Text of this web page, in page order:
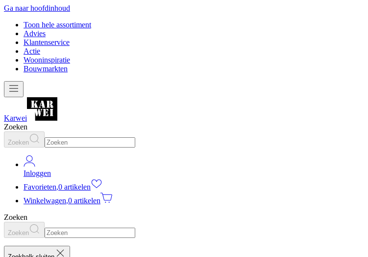
Ga naar hoofdinhoud
Toon hele assortiment
Advies
Klantenservice
Actie
Wooninspiratie
Bouwmarkten
Karwei
Zoeken
Zoeken
Inloggen
Favorieten,0 artikelen
Winkelwagen,0 artikelen
Zoeken
Zoeken